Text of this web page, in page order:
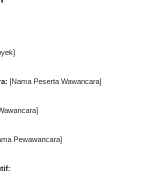
[Nama Peserta Wawancara]
Pewawancara]